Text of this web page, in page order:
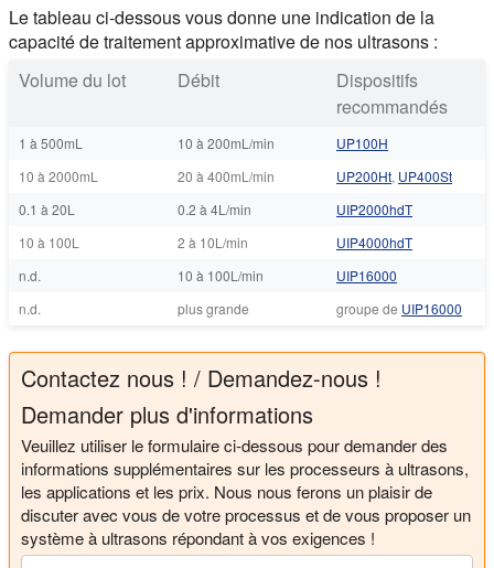
Le tableau ci-dessous vous donne une indication de la
capacité de traitement approximative de nos ultrasons :
Volume du lot
Débit
Dispositifs
recommandés
1 à 500mL 10 à 200mL/min
UP100H
10 à 2000mL
20 à 400mL/min UP200Ht, UP400St
0.1 à 20L
0.2 à 4L/min
UIP2000hdT
10 à 100L
2 à 10L/min
UIP4000hdT
n.d.
10 à 100L/min
UIP16000
n.d.
plus grande groupe de UIP16000
Contactez nous ! / Demandez-nous !
Demander plus d'informations
Veuillez utiliser le formulaire ci-dessous pour demander des
informations supplémentaires sur les processeurs à ultrasons,
les applications et les prix. Nous nous ferons un plaisir de
discuter avec vous de votre processus et de vous proposer un
système à ultrasons répondant à vos exigences !